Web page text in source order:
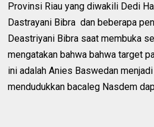
Provinsi Riau yang diwakili Dedi
Dastrayani Bibra dan beberapa
Deastriyani Bibra saat membuka
mengatakan bahwa bahwa target
ini adalah Anies Baswedan
mendudukkan bacaleg Nasdem